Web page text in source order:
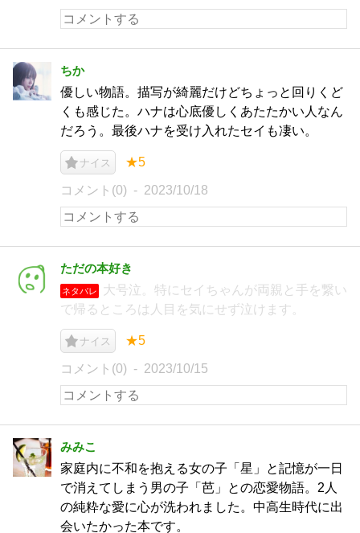
ちか
優しい物語。描写が綺麗だけどちょっと回りくど
くも感じた。ハナは心底優しくあたたかい人なん
だろう。最後ハナを受け入れたセイも凄い。
ナイス ★5
コメント(0) 2023/10/18
ただの本好き
ネタバレ
大号泣。特にセイちゃんが両親と手を繋い
で帰るところは人目を気にせず泣けます。
ナイス ★5
コメント(0) 2023/10/15
みみこ
家庭内に不和を抱える女の子「星」と記憶が一日
で消えてしまう男の子「芭」との恋愛物語。2人
の純粋な愛に心が洗われました。中高生時代に出
会いたかった本です。